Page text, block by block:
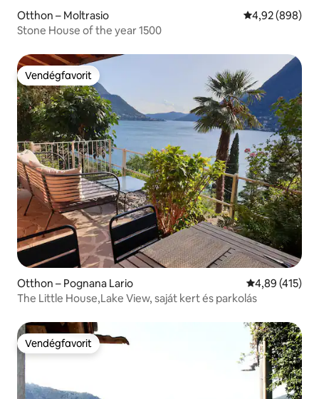
Otthon – Moltrasio Átlagos
4,92 (898)
Stone House of the year 1500
Vendégfavorit
Vendégfavorit
Otthon – Pognana Lario Átlagos
4,89 (415)
The Little House,Lake View, saját kert és parkolás
Vendégfavorit
Vendégfavorit